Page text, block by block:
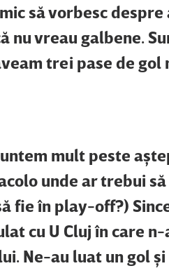
să vorbesc despre
nu vreau galbene.
trei pase de gol
mult peste
unde ar trebui să
fie în play-off?)
cu U Cluj în care n-
Ne-au luat un gol şi